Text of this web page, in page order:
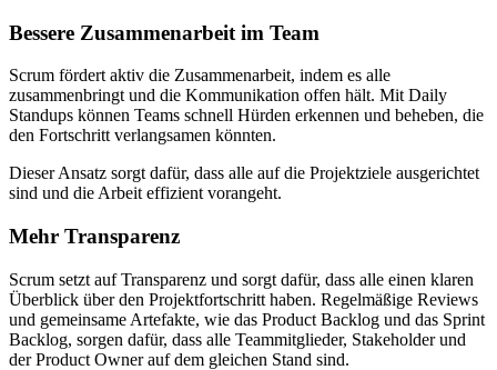
Bessere Zusammenarbeit im Team
Scrum fördert aktiv die Zusammenarbeit, indem es alle
zusammenbringt und die Kommunikation offen hält. Mit Daily
Standups können Teams schnell Hürden erkennen und beheben, die
den Fortschritt verlangsamen könnten.
Dieser Ansatz sorgt dafür, dass alle auf die Projektziele ausgerichtet
sind und die Arbeit effizient vorangeht.
Mehr Transparenz
Scrum setzt auf Transparenz und sorgt dafür, dass alle einen klaren
Überblick über den Projektfortschritt haben. Regelmäßige Reviews
und gemeinsame Artefakte, wie das Product Backlog und das Sprint
Backlog, sorgen dafür, dass alle Teammitglieder, Stakeholder und
der Product Owner auf dem gleichen Stand sind.